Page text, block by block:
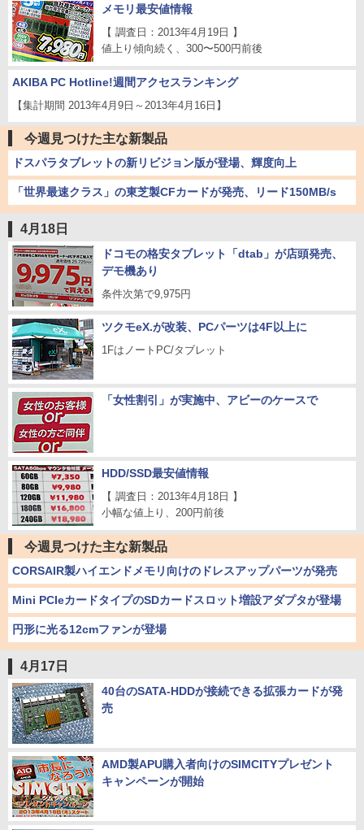
メモリ最安値情報
【 調査日：2013年4月19日 】
値上り傾向続く、300〜500円前後
AKIBA PC Hotline!週間アクセスランキング
【集計期間 2013年4月9日～2013年4月16日】
今週見つけた主な新製品
ドスパラタブレットの新リビジョン版が登場、輝度向上
「世界最速クラス」の東芝製CFカードが発売、リード150MB/s
4月18日
ドコモの格安タブレット「dtab」が店頭発売、
デモ機あり
条件次第で9,975円
ツクモeX.が改装、PCパーツは4F以上に
1FはノートPC/タブレット
「女性割引」が実施中、アビーのケースで
HDD/SSD最安値情報
【 調査日：2013年4月18日 】
小幅な値上り、200円前後
今週見つけた主な新製品
CORSAIR製ハイエンドメモリ向けのドレスアップパーツが発売
Mini PCIeカードタイプのSDカードスロット増設アダプタが登場
円形に光る12cmファンが登場
4月17日
40台のSATA-HDDが接続できる拡張カードが発
売
AMD製APU購入者向けのSIMCITYプレゼント
キャンペーンが開始